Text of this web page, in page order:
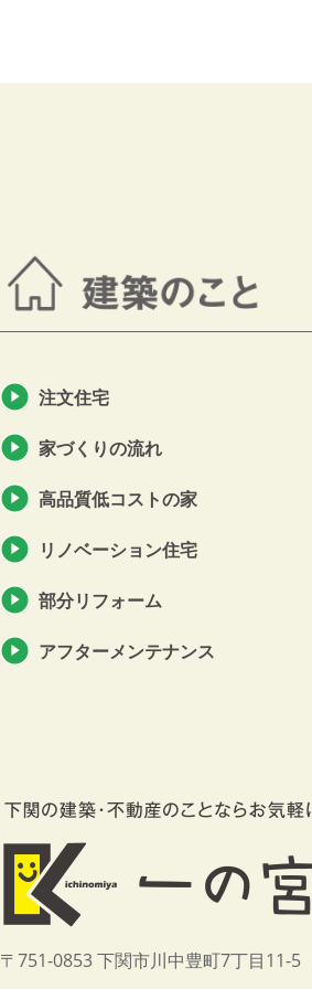
注文住宅
家づくりの流れ
高品質低コストの家
リノベーション住宅
部分リフォーム
アフターメンテナンス
〒751-0853 下関市川中豊町7丁目11-5